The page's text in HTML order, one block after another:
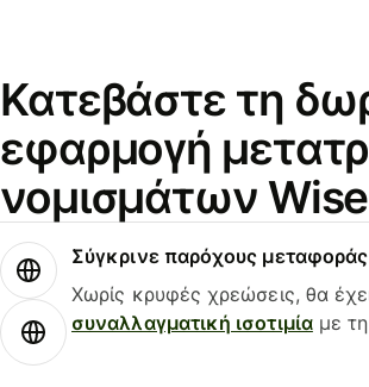
Κατεβάστε τη
εφαρμογή
νομισμάτων Wise
Σύγκρινε παρόχους
Χωρίς κρυφές χρεώσεις, θα
συναλλαγματική ισοτιμίαμε